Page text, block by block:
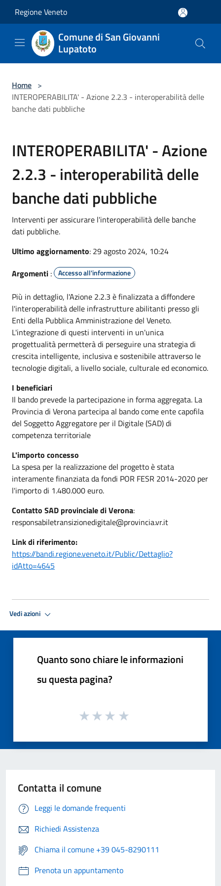
Regione Veneto
Comune di San Giovanni
Lupatoto
Home >
INTEROPERABILITA' - Azione 2.2.3 - interoperabilità delle
banche dati pubbliche
INTEROPERABILITA' - Azione
2.2.3 - interoperabilità delle
banche dati pubbliche
Interventi per assicurare l'interoperabilità delle banche
dati pubbliche.
Ultimo aggiornamento: 29 agosto 2024, 10:24
Argomenti : Accesso all'informazione
Più in dettaglio, l'Azione 2.2.3 è finalizzata a diffondere
l'interoperabilità delle infrastrutture abilitanti presso gli
Enti della Pubblica Amministrazione del Veneto.
L'integrazione di questi interventi in un'unica
progettualità permetterà di perseguire una strategia di
crescita intelligente, inclusiva e sostenibile attraverso le
tecnologie digitali, a livello sociale, culturale ed economico.
I beneficiari
Il bando prevede la partecipazione in forma aggregata. La
Provincia di Verona partecipa al bando come ente capofila
del Soggetto Aggregatore per il Digitale (SAD) di
competenza territoriale
L'importo concesso
La spesa per la realizzazione del progetto è stata
interamente finanziata da fondi POR FESR 2014-2020 per
l'importo di 1.480.000 euro.
Contatto SAD provinciale di Verona:
responsabiletransizionedigitale@provincia.vr.it
Link di riferimento:
https://bandi.regione.veneto.it/Public/Dettaglio?
idAtto=4645
Vedi azioni
Quanto sono chiare le informazioni
su questa pagina?
Contatta il comune
Leggi le domande frequenti
Richiedi Assistenza
Chiama il comune +39 045-8290111
Prenota un appuntamento